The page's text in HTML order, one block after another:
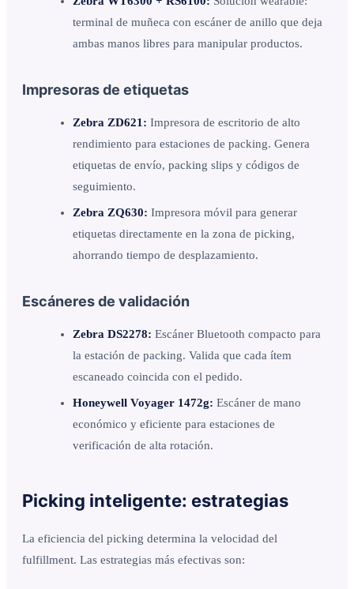
terminal de muñeca con escáner de anillo que deja
ambas manos libres para manipular productos.
Impresoras de etiquetas
Zebra ZD621: Impresora de escritorio de alto
rendimiento para estaciones de packing. Genera
etiquetas de envío, packing slips y códigos de
seguimiento.
Zebra ZQ630: Impresora móvil para generar
etiquetas directamente en la zona de picking,
ahorrando tiempo de desplazamiento.
Escáneres de validación
Zebra DS2278: Escáner Bluetooth compacto para
la estación de packing. Valida que cada ítem
escaneado coincida con el pedido.
Honeywell Voyager 1472g: Escáner de mano
económico y eficiente para estaciones de
verificación de alta rotación.
Picking inteligente: estrategias
La eficiencia del picking determina la velocidad del
fulfillment. Las estrategias más efectivas son: